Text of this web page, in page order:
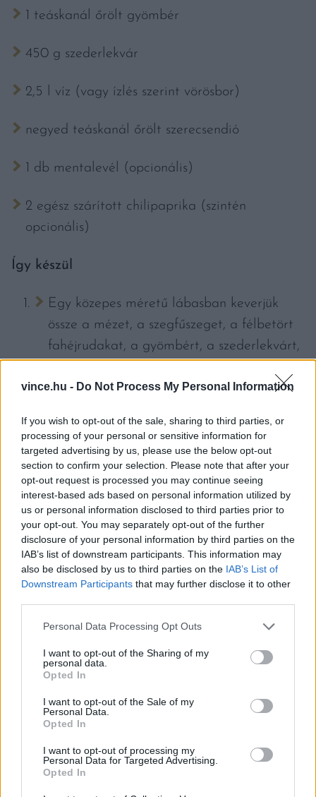
vince.hu - Do Not Process My Personal Information
If you wish to opt-out of the sale, sharing to third parties, or
processing of your personal or sensitive information for
targeted advertising by us, please use the below opt-out
section to confirm your selection. Please note that after your
opt-out request is processed you may continue seeing
interest-based ads based on personal information utilized by
us or personal information disclosed to third parties prior to
your opt-out. You may separately opt-out of the further
disclosure of your personal information by third parties on the
IAB’s list of downstream participants. This information may
also be disclosed by us to third parties on the IAB’s List of
Downstream Participants that may further disclose it to other
Please note that this website/app uses one or more Google
not limited to your visit or usage behaviour. You may click to
grant or deny consent to Google and its third-party tags to
use your data for below specified purposes in below Google
consent section.
Personal Data Processing Opt Outs
I want to opt-out of the Sharing of my
personal data.
Opted In
I want to opt-out of the Sale of my
Personal Data.
Opted In
I want to opt-out of processing my
Personal Data for Targeted Advertising.
Opted In
1 teáskanál őrölt gyömbér
450 g szederlekvár
2,5 l víz (vagy ízlés szerint vörösbor)
negyed teáskanál őrölt szerecsendió
1 db mentalevél (opcionális)
2 egész szárított chilipaprika (szintén
opcionális)
Így készül
Egy közepes méretű lábasban keverjük
össze a mézet, a szegfűszeget, a félbetört
fahéjrudakat, a gyömbért, a szederlekvárt,
valamint a mentaleveleket és a
Lassú tűzön forraljuk fel a keveréket
gyakran kevergetve, amíg a méz és a
lekvár teljesen feloldódik. Ezután vegyük le
a tűzről és hagyjuk, hogy
szobahőmérsékletűre hűljön.
Vegyünk elő egy sűrűbb szövésű szűrőt és a
folyadékot szűrjük át rajta.
Töltsük át egy légmentesen zárható
üvegbe. Hűtőben tároljuk, újra felmelegítve
fogyasszuk.